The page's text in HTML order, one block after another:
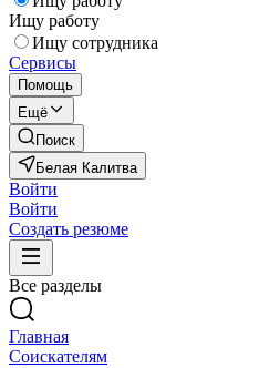
Ищу работу
Ищу сотрудника
Сервисы
Помощь
Ещё
Поиск
Белая Калитва
Войти
Войти
Создать резюме
Все разделы
Главная
Соискателям